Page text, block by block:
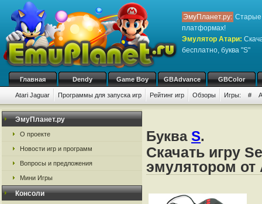
ЭмуПланет.ру: Старые
платформах!
Эмулятор Атари:
бесплатно, буква "S"
Главная Dendy Game Boy GBAdvance GBColor
Atari Jaguar Программы для запуска игр Рейтинг игр Обзоры Игры: # A
ЭмуПланет.ру
О проекте
Новости игр и программ
Вопросы и предложения
Мини Игры
Консоли
Буква S.
Скачать игру
эмулятором от